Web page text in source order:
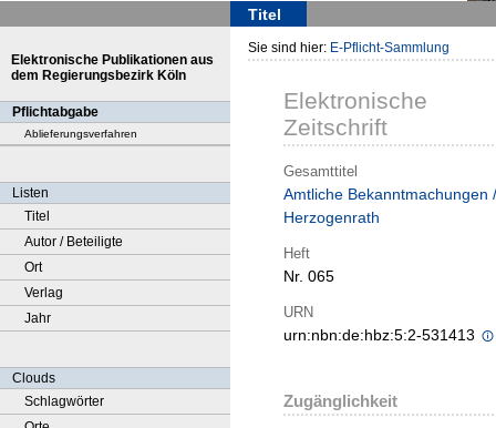
Titel
Elektronische Publikationen aus
dem Regierungsbezirk Köln
Pflichtabgabe
Ablieferungsverfahren
Listen
Titel
Autor / Beteiligte
Ort
Verlag
Jahr
Clouds
Schlagwörter
Sie sind hier: E-Pflicht-Sammlung
Elektronische
Zeitschrift
Gesamttitel
Amtliche Bekanntmachungen /
Herzogenrath
Heft
Nr. 065
URN
urn:nbn:de:hbz:5:2-531413
Zugänglichkeit